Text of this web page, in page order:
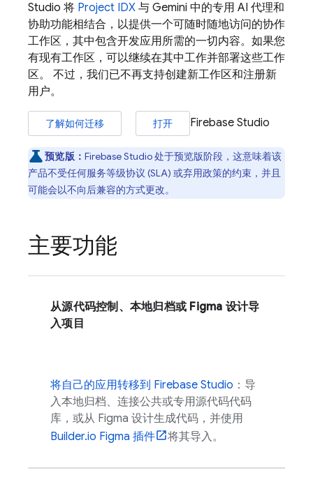
Studio 将 Project IDX 与 Gemini 中的专用 AI 代理和
协助功能相结合，以提供一个可随时随地访问的协作
工作区，其中包含开发应用所需的一切内容。如果您
有现有工作区，可以继续在其中工作并部署这些工作
区。 不过，我们已不再支持创建新工作区和注册新
用户。
了解如何迁移 打开 Firebase Studio
预览版： Firebase Studio处于预览版阶段，这意味着该
产品不受任何服务等级协议 (SLA) 或弃用政策的约束，并且
可能会以不向后兼容的方式更改。
主要功能
从源代码控制、本地归档或 Figma 设计导
入项目
将自己的应用转移到 Firebase Studio ：导
入本地归档、连接公共或专用源代码代码
库，或从 Figma 设计生成代码，并使用
Builder.io Figma 插件
将其导入。